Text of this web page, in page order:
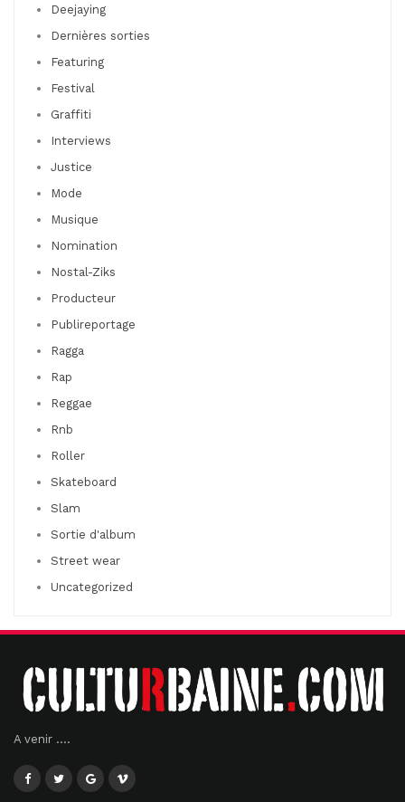
Deejaying
Dernières sorties
Featuring
Festival
Graffiti
Interviews
Justice
Mode
Musique
Nomination
Nostal-Ziks
Producteur
Publireportage
Ragga
Rap
Reggae
Rnb
Roller
Skateboard
Slam
Sortie d'album
Street wear
Uncategorized
A venir ....